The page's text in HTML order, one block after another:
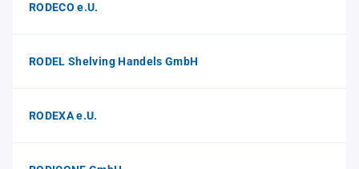
RODECO e.U.
RODEL Shelving Handels GmbH
RODEXA e.U.